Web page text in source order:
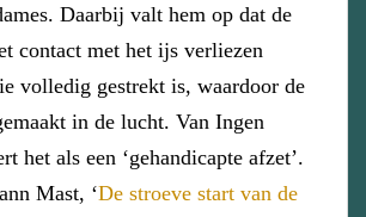
Daarbij valt hem op dat de
contact met het ijs verliezen
volledig gestrekt is, waardoor de
in de lucht. Van Ingen
het als een ‘gehandicapte afzet’.
Mast, ‘De stroeve start van de